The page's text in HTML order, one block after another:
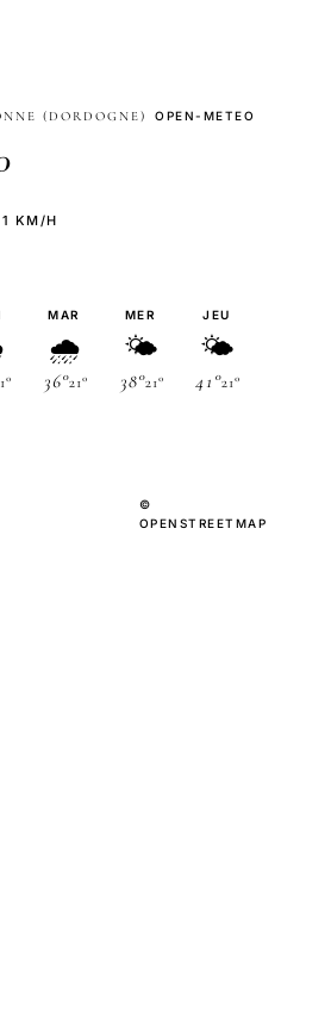
(DORDOGNE) OPEN-METEO
KM/H
MAR
🌧
36°21°
MER
🌤
38°21°
JEU
🌤
41°21°
©
OPENSTREETMAP